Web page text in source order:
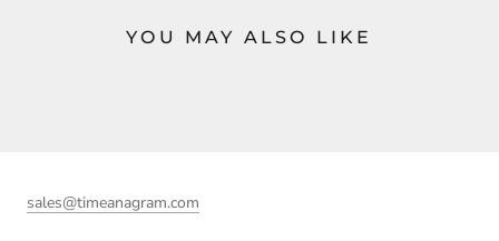
YOU MAY ALSO LIKE
sales@timeanagram.com